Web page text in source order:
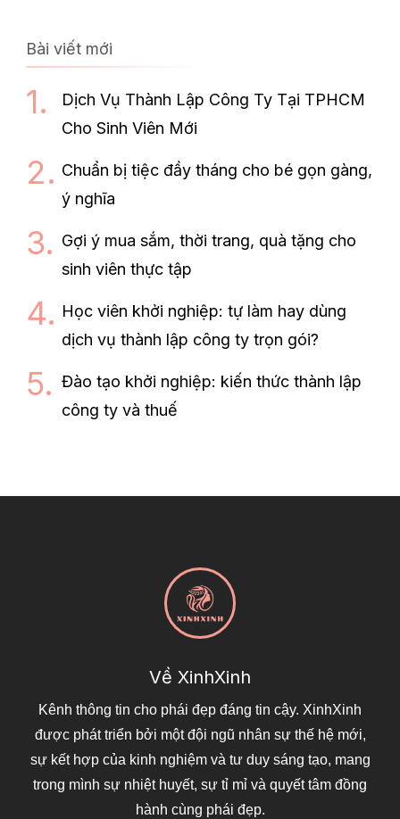
Bài viết mới
Dịch Vụ Thành Lập Công Ty Tại TPHCM
Cho Sinh Viên Mới
Chuẩn bị tiệc đầy tháng cho bé gọn gàng,
ý nghĩa
Gợi ý mua sắm, thời trang, quà tặng cho
sinh viên thực tập
Học viên khởi nghiệp: tự làm hay dùng
dịch vụ thành lập công ty trọn gói?
Đào tạo khởi nghiệp: kiến thức thành lập
công ty và thuế
Về XinhXinh
Kênh thông tin cho phái đẹp đáng tin cậy. XinhXinh
được phát triển bởi một đội ngũ nhân sự thế hệ mới,
sự kết hợp của kinh nghiệm và tư duy sáng tạo, mang
trong mình sự nhiệt huyết, sự tỉ mỉ và quyết tâm đồng
hành cùng phái đẹp.